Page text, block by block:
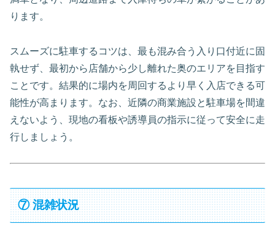
ります。
スムーズに駐車するコツは、最も混み合う入り口付近に固
執せず、最初から店舗から少し離れた奥のエリアを目指す
ことです。結果的に場内を周回するより早く入店できる可
能性が高まります。なお、近隣の商業施設と駐車場を間違
えないよう、現地の看板や誘導員の指示に従って安全に走
行しましょう。
⑦ 混雑状況